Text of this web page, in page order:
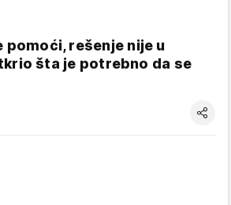
pomoći, rešenje nije u
šta je potrebno da se